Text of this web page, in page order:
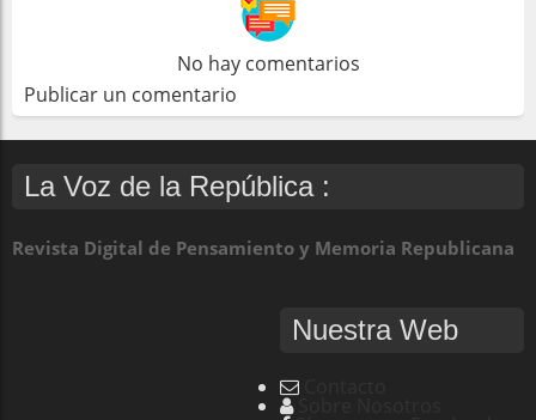
No hay comentarios
Publicar un comentario
La Voz de la República :
Revista Digital de Pensamiento y Memoria Republicana
Nuestra Web